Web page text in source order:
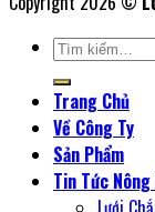
Tìm
kiếm:
Trang Chủ
Về Công Ty
Sản Phẩm
Tin Tức